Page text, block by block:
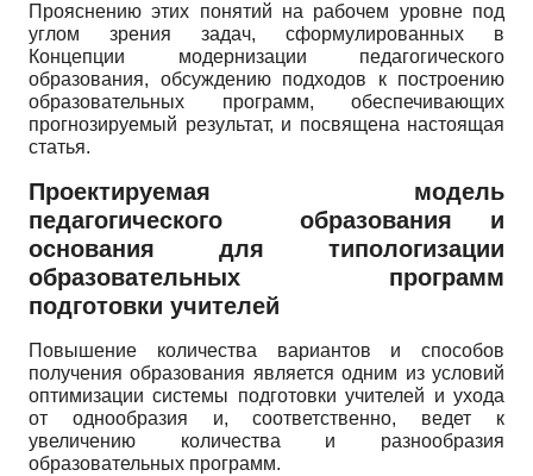
Прояснению этих понятий на рабочем уровне под
углом зрения задач, сформулированных в
Концепции модернизации педагогического
образования, обсуждению подходов к построению
образовательных программ, обеспечивающих
прогнозируемый результат, и посвящена настоящая
статья.
Проектируемая модель
педагогического образования и
основания для типологизации
образовательных программ
подготовки учителей
Повышение количества вариантов и способов
получения образования является одним из условий
оптимизации системы подготовки учителей и ухода
от однообразия и, соответственно, ведет к
увеличению количества и разнообразия
образовательных программ.